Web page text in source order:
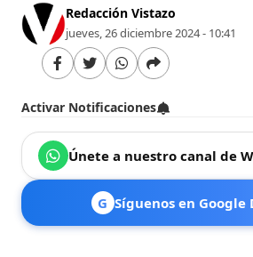
Redacción Vistazo
jueves, 26 diciembre 2024 - 10:41
Activar Notificaciones
Únete a nuestro canal de
G Síguenos en Google